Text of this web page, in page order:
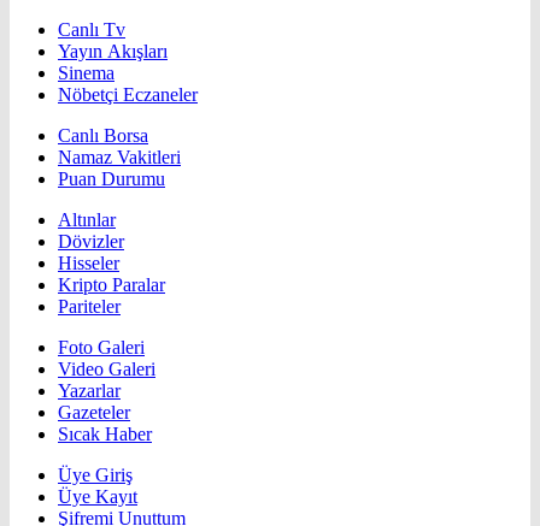
Canlı Tv
Yayın Akışları
Sinema
Nöbetçi Eczaneler
Canlı Borsa
Namaz Vakitleri
Puan Durumu
Altınlar
Dövizler
Hisseler
Kripto Paralar
Pariteler
Foto Galeri
Video Galeri
Yazarlar
Gazeteler
Sıcak Haber
Üye Giriş
Üye Kayıt
Şifremi Unuttum